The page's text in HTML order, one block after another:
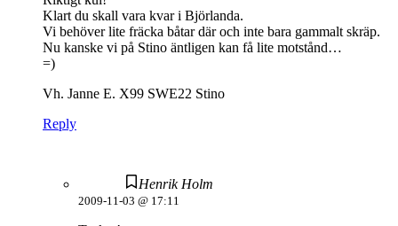
Klart du skall vara kvar i Björlanda.
Vi behöver lite fräcka båtar där och inte bara gammalt skräp.
Nu kanske vi på Stino äntligen kan få lite motstånd…
=)
Vh. Janne E. X99 SWE22 Stino
Reply
Henrik Holm
2009-11-03 @ 17:11